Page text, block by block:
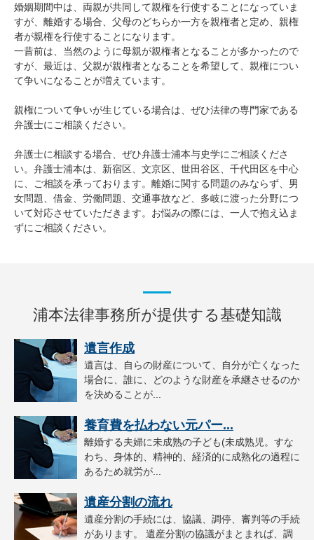
婚姻期間中は、両親が共同して親権を行使することになっていま
すが、離婚する場合、父母のどちらか一方を親権者と定め、親権
者が親権を行使することになります。
一昔前は、当然のように母親が親権者となることが多かったので
すが、最近は、父親が親権者となることを希望して、親権につい
て争いになることが増えています。
親権について争いが生じている場合は、ぜひ法律の専門家である
弁護士にご相談ください。
弁護士に相談する場合、ぜひ弁護士浦本与史学にご相談くださ
い。弁護士浦本は、新宿区、文京区、世田谷区、千代田区を中心
に、ご相談を承っております。離婚に関する問題のみならず、男
女問題、借金、労働問題、交通事故など、多岐に渡った分野につ
いて対応させていただきます。お悩みの際には、一人で抱え込ま
ずにご相談ください。
浦本法律事務所が提供する基礎知識
遺言作成
遺言は、自らの財産について、自分が亡くなった
場合に、誰に、どのような財産を承継させるのか
を決めることが...
養育費を払わない元パー...
離婚する夫婦に未成熟の子ども(未成熟児。すな
わち、身体的、精神的、経済的に成熟化の過程に
あるため就労が...
遺産分割の流れ
遺産分割の手続には、協議、調停、審判等の手続
があります。 遺産分割の協議がまとまれば、調